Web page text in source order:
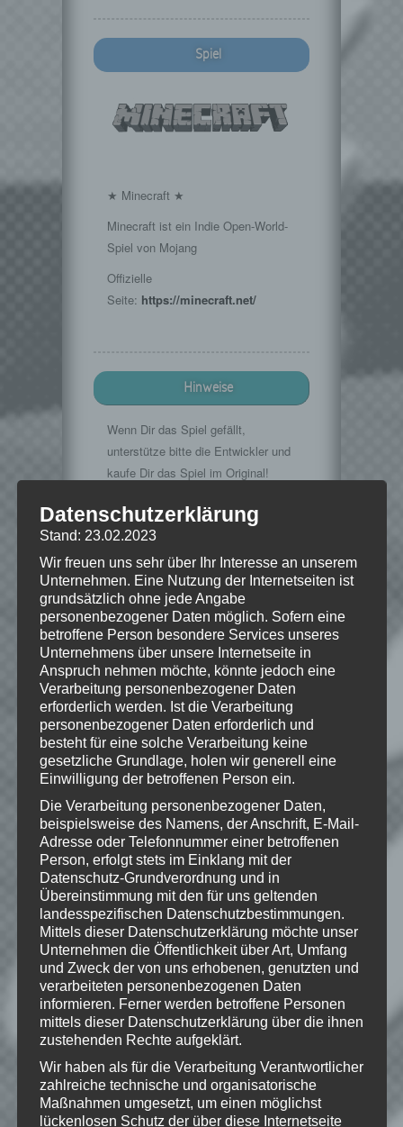
Spiel
★ Minecraft ★
Minecraft ist ein Indie Open-World-
Spiel von Mojang
Offizielle
Seite: https://minecraft.net/
Hinweise
Wenn Dir das Spiel gefällt,
unterstütze bitte die Entwickler und
kaufe Dir das Spiel im Original!
Mojang: https://minecraft.net/
© 2009-2015. "Minecraft" is a trademark
of Mojang AB
Wie gefällt dir dieser Beitrag?
Klicke hier und lasse
eine Bewertung da!
Schreibe einen Kommentar
Deine E-Mail-Adresse wird nicht
veröffentlicht. Erforderliche Felder
sind mit*markiert
Kommentar*
Datenschutzerklärung
Stand: 23.02.2023
Wir freuen uns sehr über Ihr Interesse an unserem
Unternehmen. Eine Nutzung der Internetseiten ist
grundsätzlich ohne jede Angabe
personenbezogener Daten möglich. Sofern eine
betroffene Person besondere Services unseres
Unternehmens über unsere Internetseite in
Anspruch nehmen möchte, könnte jedoch eine
Verarbeitung personenbezogener Daten
erforderlich werden. Ist die Verarbeitung
personenbezogener Daten erforderlich und
besteht für eine solche Verarbeitung keine
gesetzliche Grundlage, holen wir generell eine
Einwilligung der betroffenen Person ein.
Die Verarbeitung personenbezogener Daten,
beispielsweise des Namens, der Anschrift, E-Mail-
Adresse oder Telefonnummer einer betroffenen
Person, erfolgt stets im Einklang mit der
Datenschutz-Grundverordnung und in
Übereinstimmung mit den für uns geltenden
landesspezifischen Datenschutzbestimmungen.
Mittels dieser Datenschutzerklärung möchte unser
Unternehmen die Öffentlichkeit über Art, Umfang
und Zweck der von uns erhobenen, genutzten und
verarbeiteten personenbezogenen Daten
informieren. Ferner werden betroffene Personen
mittels dieser Datenschutzerklärung über die ihnen
zustehenden Rechte aufgeklärt.
Wir haben als für die Verarbeitung Verantwortlicher
zahlreiche technische und organisatorische
Maßnahmen umgesetzt, um einen möglichst
lückenlosen Schutz der über diese Internetseite